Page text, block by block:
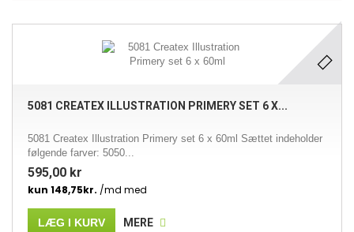
5081 CREATEX ILLUSTRATION PRIMERY SET 6 X...
5081 Createx Illustration Primery set 6 x 60ml Sættet indeholder
følgende farver: 5050...
595,00 kr
LÆG I KURV MERE